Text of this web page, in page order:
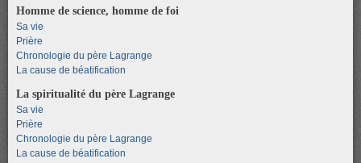
Homme de science, homme de foi
Sa vie
Prière
Chronologie du père Lagrange
La cause de béatification
La spiritualité du père Lagrange
Sa vie
Prière
Chronologie du père Lagrange
La cause de béatification